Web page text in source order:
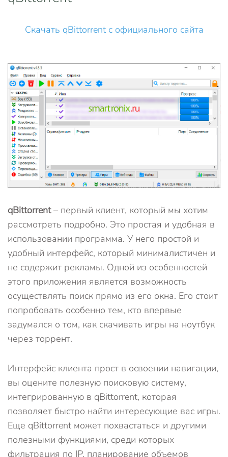
Скачать qBittorrent с официального сайта
qBittorrent– первый клиент, который мы хотим
рассмотреть подробно. Это простая и удобная в
использовании программа. У него простой и
удобный интерфейс, который минималистичен и
не содержит рекламы. Одной из особенностей
этого приложения является возможность
осуществлять поиск прямо из его окна. Его стоит
попробовать особенно тем, кто впервые
задумался о том, как скачивать игры на ноутбук
через торрент.
Интерфейс клиента прост в освоении навигации,
вы оцените полезную поисковую систему,
интегрированную в qBittorrent, которая
позволяет быстро найти интересующие вас игры.
Еще qBittorrent может похвастаться и другими
полезными функциями, среди которых
фильтрация по IP, планирование объемов